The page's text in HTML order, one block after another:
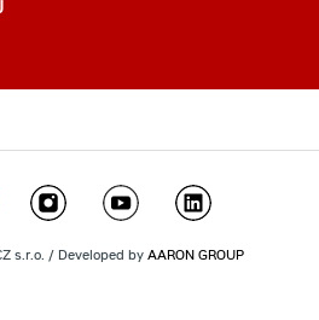
s.r.o. / Developed by AARON GROUP